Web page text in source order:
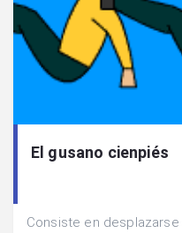
El gusano cienpiés
Consiste en